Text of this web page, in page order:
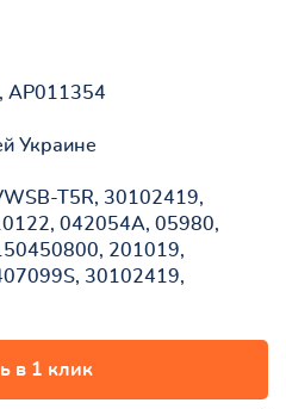
AP011354
Украине
T5R, 30102419,
042054A, 05980,
201019,
30102419,
в 1 клик